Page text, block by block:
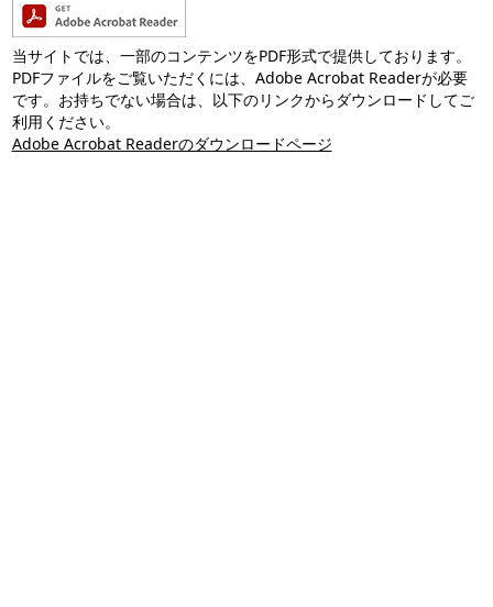
当サイトでは、一部のコンテンツをPDF形式で提供しております。
PDFファイルをご覧いただくには、Adobe Acrobat Readerが必要
です。お持ちでない場合は、以下のリンクからダウンロードしてご
利用ください。
Adobe Acrobat Readerのダウンロードページ